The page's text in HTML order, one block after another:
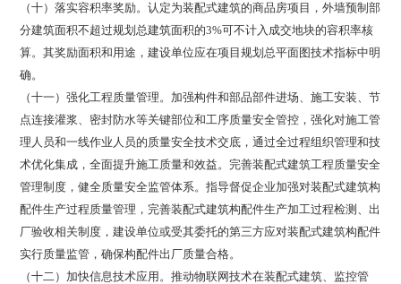
（十）落实容积率奖励。认定为装配式建筑的商品房项目，外墙预制部
分建筑面积不超过规划总建筑面积的3%可不计入成交地块的容积率核
算。其奖励面积和用途，建设单位应在项目规划总平面图技术指标中明
确。
（十一）强化工程质量管理。加强构件和部品部件进场、施工安装、节
点连接灌浆、密封防水等关键部位和工序质量安全管控，强化对施工管
理人员和一线作业人员的质量安全技术交底，通过全过程组织管理和技
术优化集成，全面提升施工质量和效益。完善装配式建筑工程质量安全
管理制度，健全质量安全监管体系。指导督促企业加强对装配式建筑构
配件生产过程质量管理，完善装配式建筑构配件生产加工过程检测、出
厂验收相关制度，建设单位或受其委托的第三方应对装配式建筑构配件
实行质量监管，确保构配件出厂质量合格。
（十二）加快信息技术应用。推动物联网技术在装配式建筑、监控管